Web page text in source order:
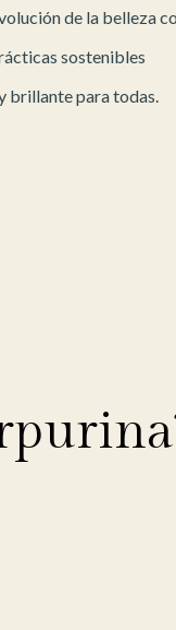
de la belleza
sostenibles
brillante para todas.